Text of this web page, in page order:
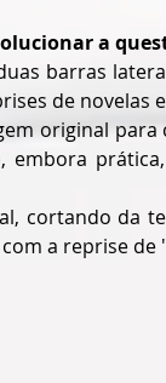
a
barras
de novelas
original
embora
cortando da
a reprise de